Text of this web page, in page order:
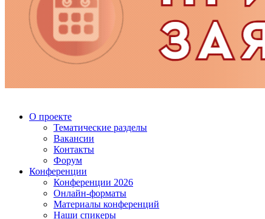
О проекте
Тематические разделы
Вакансии
Контакты
Форум
Конференции
Конференции 2026
Онлайн-форматы
Материалы конференций
Наши спикеры